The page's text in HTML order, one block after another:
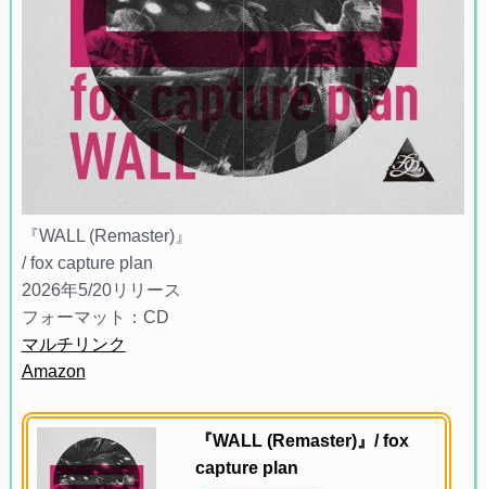
『WALL (Remaster)』
/ fox capture plan
2026年5/20リリース
フォーマット：CD
マルチリンク
Amazon
『WALL (Remaster)』/ fox
capture plan